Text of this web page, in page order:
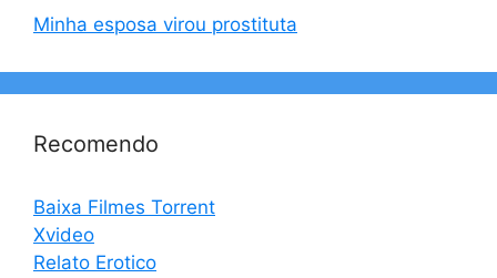
Minha esposa virou prostituta
Recomendo
Baixa Filmes Torrent
Xvideo
Relato Erotico